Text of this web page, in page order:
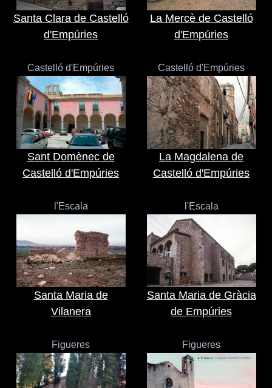
Santa Clara de Castelló
d'Empúries
La Mercè de Castelló
d'Empúries
Castelló d'Empúries
Sant Domènec de
Castelló d'Empúries
Castelló d'Empúries
La Magdalena de
Castelló d'Empúries
l'Escala
Santa Maria de
Vilanera
l'Escala
Santa Maria de Gràcia
de Empúries
Figueres Figueres